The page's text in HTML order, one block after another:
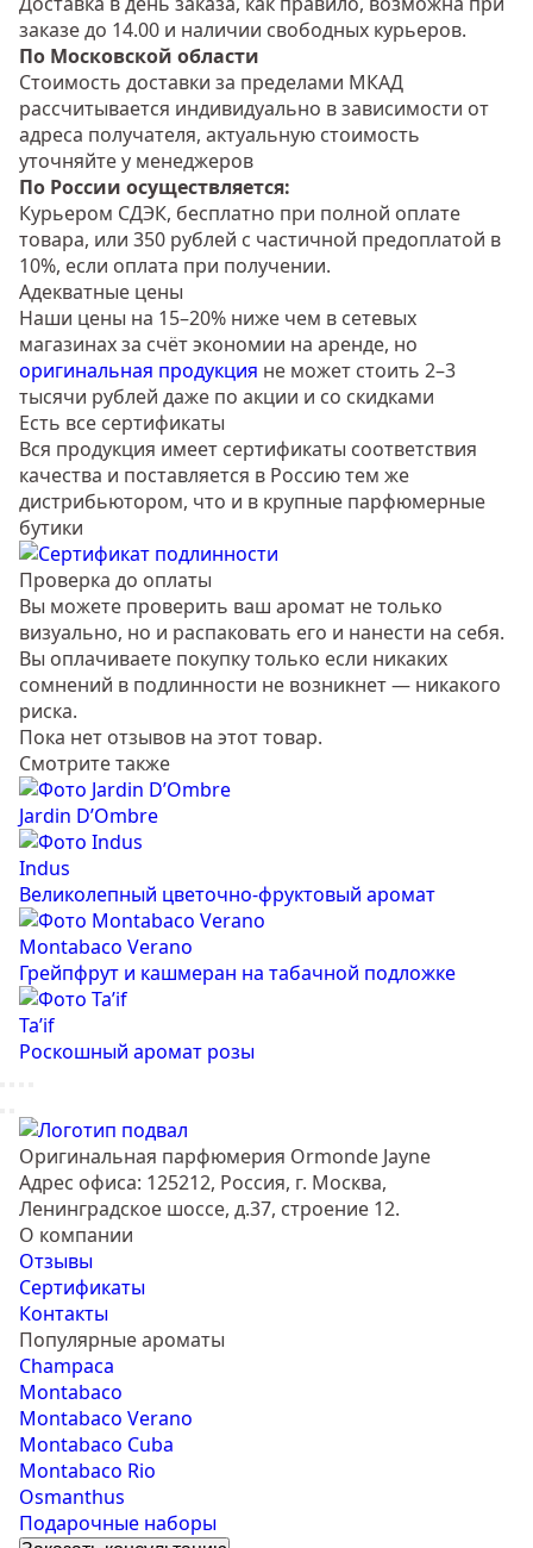
заказе до 14.00 и наличии свободных курьеров.
По Московской области
Стоимость доставки за пределами МКАД
рассчитывается индивидуально в зависимости от
адреса получателя, актуальную стоимость
уточняйте у менеджеров
По России осуществляется:
Курьером СДЭК, бесплатно при полной оплате
товара, или 350 рублей с частичной предоплатой в
10%, если оплата при получении.
Адекватные цены
Наши цены на 15–20% ниже чем в сетевых
магазинах за счёт экономии на аренде, но
оригинальная продукция не может стоить 2–3
тысячи рублей даже по акции и со скидками
Есть все сертификаты
Вся продукция имеет сертификаты соответствия
качества и поставляется в Россию тем же
дистрибьютором, что и в крупные парфюмерные
бутики
Проверка до оплаты
Вы можете проверить ваш аромат не только
визуально, но и распаковать его и нанести на себя.
Вы оплачиваете покупку только если никаких
сомнений в подлинности не возникнет — никакого
риска.
Пока нет отзывов на этот товар.
Смотрите также
Jardin D’Ombre
Indus
Великолепный цветочно-фруктовый аромат
Montabaco Verano
Грейпфрут и кашмеран на табачной подложке
Ta’if
Роскошный аромат розы
Оригинальная парфюмерия Ormonde Jayne
Адрес офиса: 125212, Россия, г. Москва,
Ленинградское шоссе, д.37, строение 12.
О компании
Отзывы
Сертификаты
Контакты
Популярные ароматы
Champaca
Montabaco
Montabaco Verano
Montabaco Cuba
Montabaco Rio
Osmanthus
Подарочные наборы